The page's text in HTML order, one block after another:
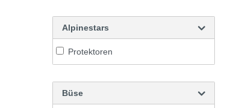
Alpinestars
Protektoren
Büse